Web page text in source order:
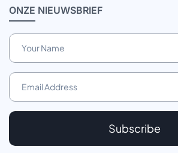
ONZE NIEUWSBRIEF
Subscribe